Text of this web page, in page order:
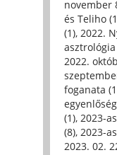
november
és Teliho
(1), 2022.
asztrológia
2022.
foganata
(1), 2023-
(8), 2023-
2023. 02.